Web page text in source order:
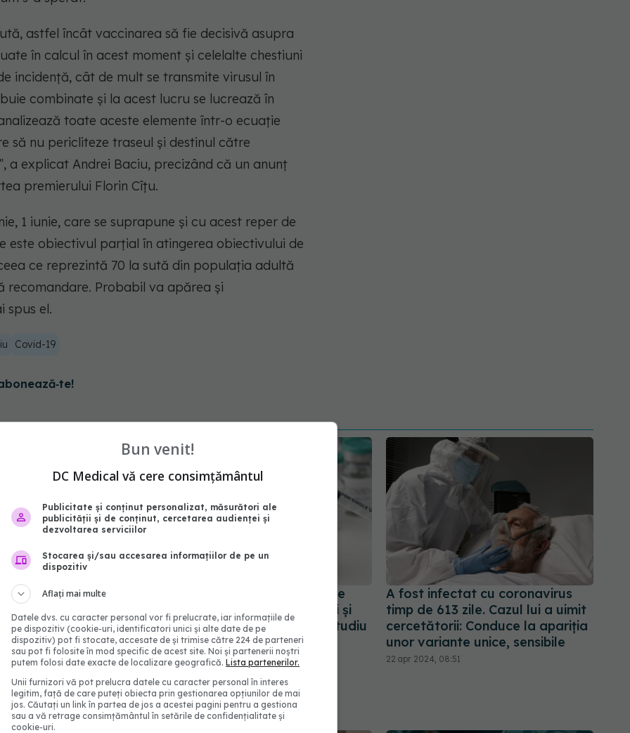
astfel încât vaccinarea să fie decisivă asupra
în calcul în acest moment și celelalte chestiuni
incidență, cât de mult se transmite virusul în
combinate și la acest lucru se lucrează în
toate aceste elemente într-o ecuație
să nu pericliteze traseul și destinul către
a explicat Andrei Baciu, precizând că un anunț
premierului Florin Cîțu.
1 iunie, care se suprapune și cu acest reper de
este obiectivul parțial în atingerea obiectivului de
ce reprezintă 70 la sută din populația adultă
recomandare. Probabil va apărea și
spus el.
Covid-19
ul impus de COVID a
îmbătrânirea creierului.
cei mai afectați
Vaccinul COVID-19, investiție
medicală care a salvat vieți și
bani, arată cel mai recent studiu
25 apr 2025, 12:04
A fost infectat cu coronavirus
timp de 613 zile. Cazul lui a uimit
cercetătorii: Conduce la apariția
unor variante unice, sensibile
22 apr 2024, 08:51
Bun venit!
DC Medical vă cere consimțământul
Publicitate și conținut personalizat, măsurători ale
publicității și de conținut, cercetarea audienței și
dezvoltarea serviciilor
Stocarea și/sau accesarea informațiilor de pe un
dispozitiv
Aflați mai multe
Datele dvs. cu caracter personal vor fi prelucrate, iar informațiile de
pe dispozitiv (cookie-uri, identificatori unici și alte date de pe
dispozitiv) pot fi stocate, accesate de și trimise către 224 de parteneri
sau pot fi folosite în mod specific de acest site. Noi și partenerii noștri
putem folosi date exacte de localizare geografică. Lista partenerilor.
Unii furnizori vă pot prelucra datele cu caracter personal în interes
legitim, față de care puteți obiecta prin gestionarea opțiunilor de mai
jos. Căutați un link în partea de jos a acestei pagini pentru a gestiona
sau a vă retrage consimțământul în setările de confidențialitate și
cookie-uri.